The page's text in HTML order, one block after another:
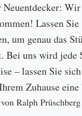
Neuentdecker:
Lassen
um genau das
Bei uns wird jede
– lassen Sie
Zuhause eine
Ralph Prüschberg